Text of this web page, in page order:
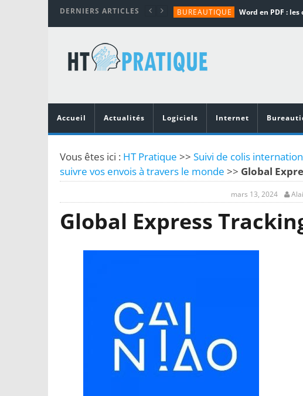
DERNIERS ARTICLES BUREAUTIQUE
TUTORIALS
MATÉRIEL
Accueil
Actualités Logiciels Internet
Vous êtes ici : HT Pratique >> Suivi de colis
suivre vos envois à travers le monde >> Global
mars 13, 2024
Global Express